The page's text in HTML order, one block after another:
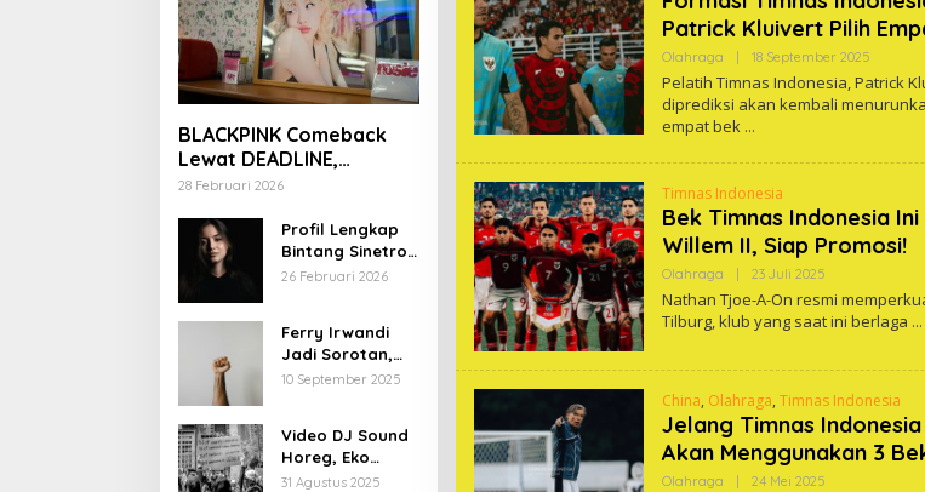
BLACKPINK Comeback
Lewat DEADLINE,
YouTube Tembus 100
28 Februari 2026
Profil Lengkap
Bintang Sinetron
Mencintai Ipar
26 Februari 2026
Ferry Irwandi
Jadi Sorotan,
Begini Latar
10 September 2025
Video DJ Sound
Horeg, Eko
Patrio Buka
31 Agustus 2025
Patrick Kluivert Pilih
Olahraga | 18 September 2025Oleh
Pelatih Timnas Indonesia, Patrick
diprediksi akan kembali
empat bek
Timnas Indonesia
Bek Timnas Indonesia Ini
Willem II, Siap Promosi!
Olahraga | 23 Juli 2025Oleh
Nathan Tjoe-A-On resmi
Tilburg, klub yang saat ini berlaga
China, Olahraga, Timnas Indonesia
Jelang Timnas Indonesia
Akan Menggunakan 3
Olahraga | 24 Mei 2025Oleh